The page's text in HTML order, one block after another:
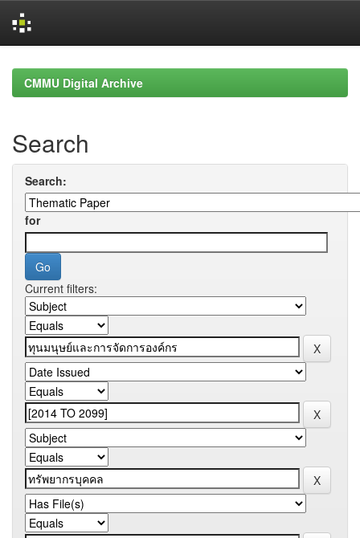
navigationCMMU Digital Archive
Search
Search:
for
Current filters: